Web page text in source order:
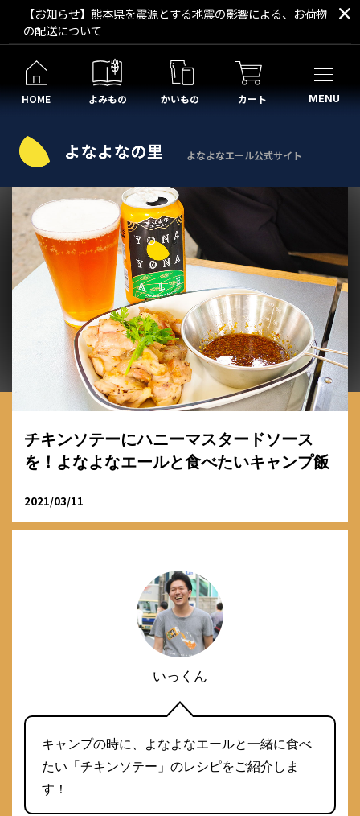
【お知らせ】熊本県を震源とする地震の影響による、お荷物
の配送について
HOME よみもの かいもの カート MENU
よなよなエール公式サイト
チキンソテーにハニーマスタードソース
を！よなよなエールと食べたいキャンプ飯
2021/03/11
いっくん
キャンプの時に、よなよなエールと一緒に食べ
たい「チキンソテー」のレシピをご紹介しま
す！